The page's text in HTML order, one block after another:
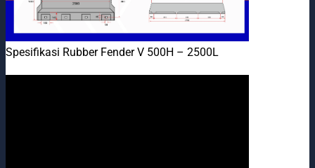
Spesifikasi Rubber Fender V 500H – 2500L